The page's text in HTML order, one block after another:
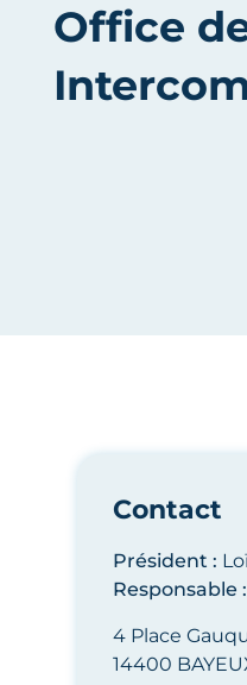
Office
Contact
Président :
Responsable :
4 Place
14400